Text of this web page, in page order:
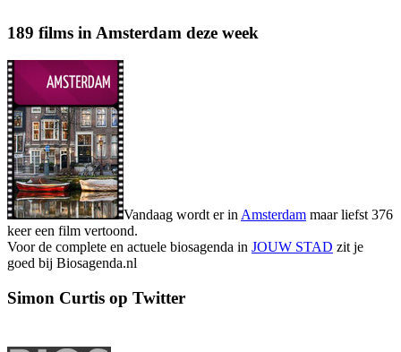
189 films in Amsterdam deze week
Vandaag wordt er in Amsterdam maar liefst 376
keer een film vertoond.
Voor de complete en actuele biosagenda in JOUW STAD zit je
goed bij Biosagenda.nl
Simon Curtis op Twitter